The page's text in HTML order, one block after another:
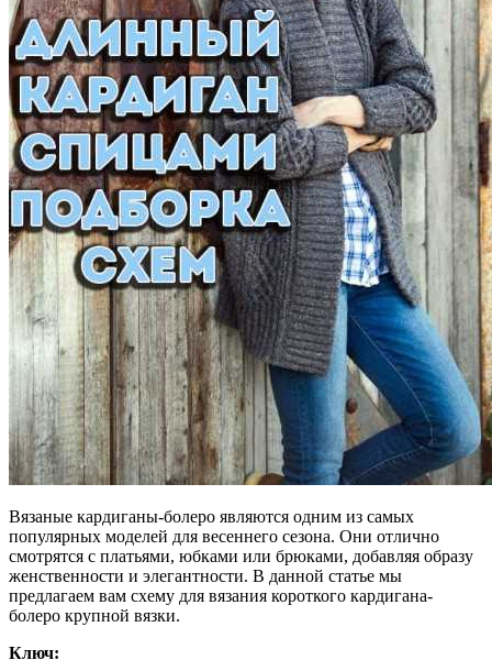
Вязаные кардиганы-болеро являются одним из самых
популярных моделей для весеннего сезона. Они отлично
смотрятся с платьями, юбками или брюками, добавляя образу
женственности и элегантности. В данной статье мы
предлагаем вам схему для вязания короткого кардигана-
болеро крупной вязки.
Ключ: